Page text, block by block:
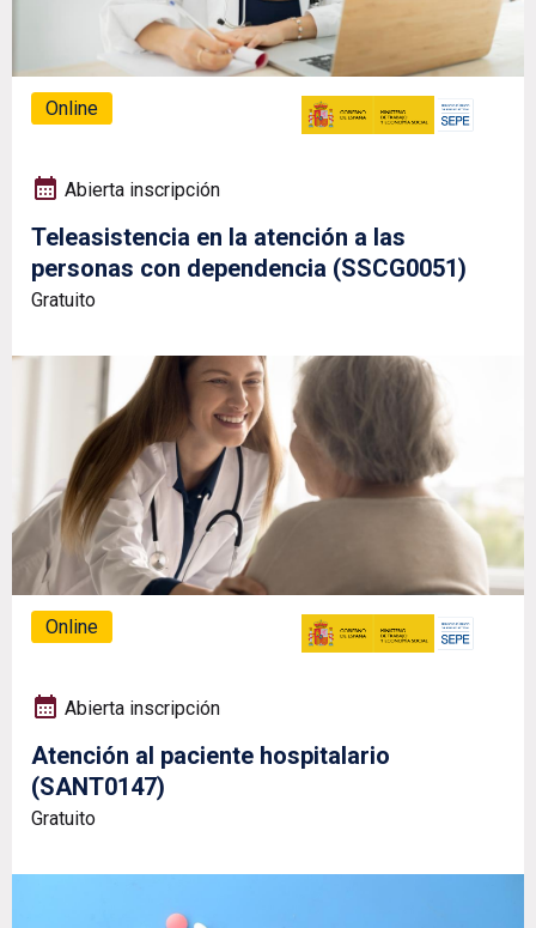
Online
Abierta inscripción
Teleasistencia en la atención a las
personas con dependencia (SSCG0051)
Gratuito
Online
Abierta inscripción
Atención al paciente hospitalario
(SANT0147)
Gratuito